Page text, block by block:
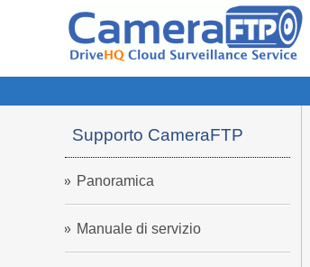
Supporto CameraFTP
Panoramica
Manuale di servizio